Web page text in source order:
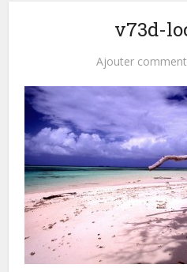
v73d-
Ajouter